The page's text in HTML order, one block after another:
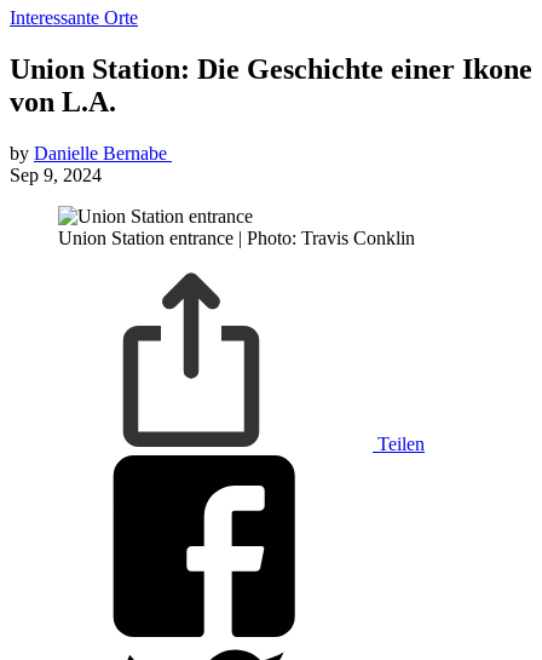
Interessante Orte
Union Station: Die Geschichte einer Ikone
von L.A.
by Danielle Bernabe
Sep 9, 2024
Union Station entrance | Photo: Travis Conklin
Teilen